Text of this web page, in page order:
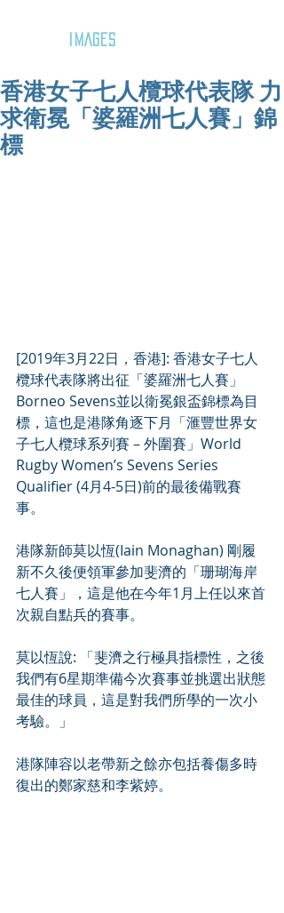
IMAGES
香港女子七人欖球代表隊 力
求衛冕「婆羅洲七人賽」錦
標
[2019年3月22日，香港]: 香港女子七人
欖球代表隊將出征「婆羅洲七人賽」
Borneo Sevens並以衛冕銀盃錦標為目
標，這也是港隊角逐下月「滙豐世界女
子七人欖球系列賽 – 外圍賽」World
Rugby Women’s Sevens Series
Qualifier (4月4-5日)前的最後備戰賽
事。
港隊新師莫以恆(Iain Monaghan) 剛履
新不久後便領軍參加斐濟的「珊瑚海岸
七人賽」，這是他在今年1月上任以來首
次親自點兵的賽事。
莫以恆說: 「斐濟之行極具指標性，之後
我們有6星期準備今次賽事並挑選出狀態
最佳的球員，這是對我們所學的一次小
考驗。」
港隊陣容以老帶新之餘亦包括養傷多時
復出的鄭家慈和李紫婷。